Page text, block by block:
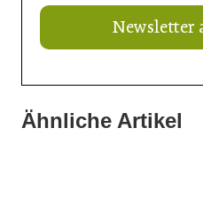
Newsletter
Ähnliche Artikel
20. Juli 2026